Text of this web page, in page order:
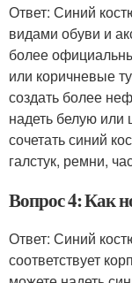
Ответ: Синий
видами обуви и
более
или коричневые
создать более
надеть белую
сочетать синий
галстук, ремни,
Вопрос 4: Как
Ответ: Синий
соответствует